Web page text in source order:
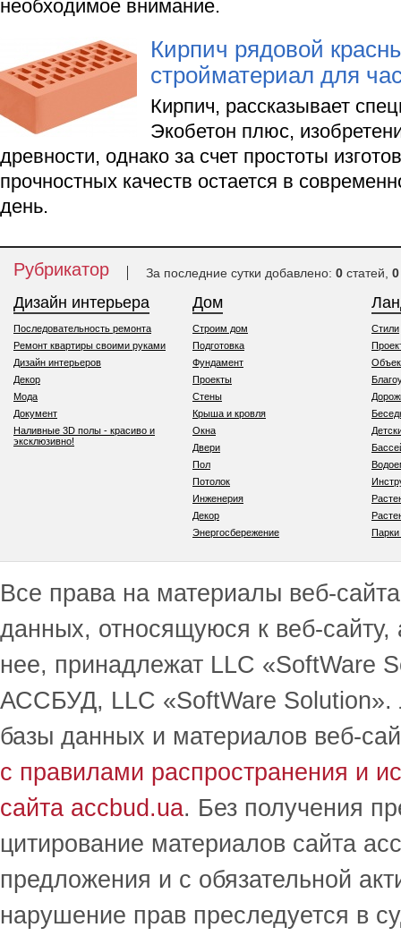
необходимое внимание.
Кирпич рядовой
стройматериал для
Кирпич, рассказывает
Экобетон плюс,
древности, однако за счет простоты
прочностных качеств остается в
день.
Рубрикатор За последние сутки добавлено: 0 статей, 0
Дизайн интерьера
Последовательность ремонта
Ремонт квартиры своими руками
Дизайн интерьеров
Декор
Мода
Документ
Наливные 3D полы - красиво и
эксклюзивно!
Дом
Строим дом
Подготовка
Фундамент
Проекты
Стены
Крыша и кровля
Окна
Двери
Пол
Потолок
Инженерия
Декор
Энергосбережение
Стили
Все права на материалы веб-
данных, относящуюся к веб-
нее, принадлежат LLC
АССБУД, LLC «SoftWare Solution».
базы данных и материалов веб-
с правилами распространения и
сайта accbud.ua. Без получения
цитирование материалов сайта
предложения и с обязательной
нарушение прав преследуется в